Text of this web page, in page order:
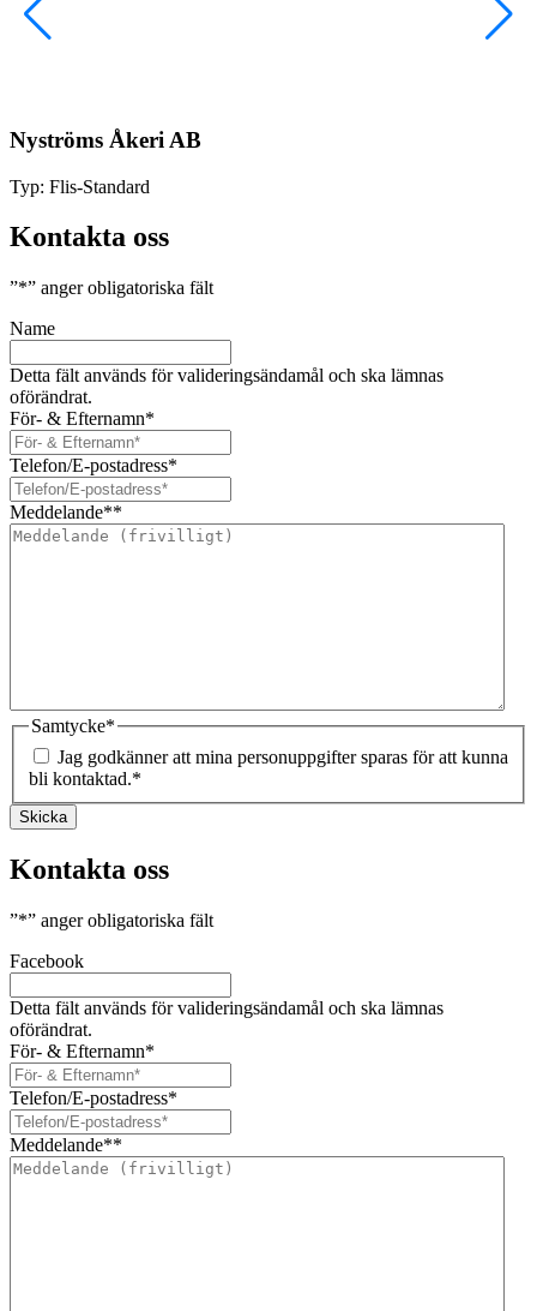
Nyströms Åkeri AB
Typ: Flis-Standard
Kontakta oss
”*” anger obligatoriska fält
Name
Detta fält används för valideringsändamål och ska lämnas
oförändrat.
För- & Efternamn*
Telefon/E-postadress*
Meddelande**
Samtycke*
Jag godkänner att mina personuppgifter sparas för att kunna
bli kontaktad.*
Skicka
Kontakta oss
”*” anger obligatoriska fält
Facebook
Detta fält används för valideringsändamål och ska lämnas
oförändrat.
För- & Efternamn*
Telefon/E-postadress*
Meddelande**